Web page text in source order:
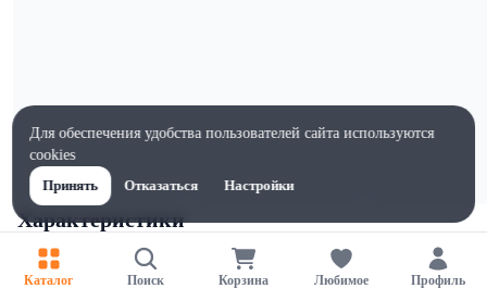
Характеристики
Жиры на 100г, г
Каталог Поиск Корзина Любимое Профиль
Для обеспечения удобства пользователей сайта используются
cookies
Принять
Отказаться Настройки